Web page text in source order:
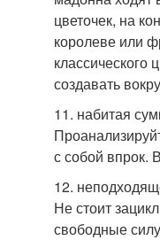
цветочек, на
королеве или
классического
создавать
11. набитая
с собой впрок.
12.
Не стоит
свободные